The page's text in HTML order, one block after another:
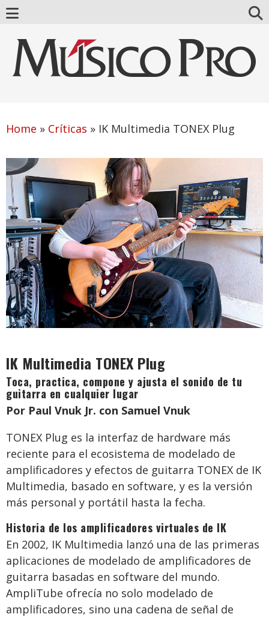
Home » Críticas » IK Multimedia TONEX Plug
IK Multimedia TONEX Plug
Toca, practica, compone y ajusta el sonido de tu
guitarra en cualquier lugar
Por Paul Vnuk Jr. con Samuel Vnuk
TONEX Plug es la interfaz de hardware más
reciente para el ecosistema de modelado de
amplificadores y efectos de guitarra TONEX de IK
Multimedia, basado en software, y es la versión
más personal y portátil hasta la fecha.
Historia de los amplificadores virtuales de IK
En 2002, IK Multimedia lanzó una de las primeras
aplicaciones de modelado de amplificadores de
guitarra basadas en software del mundo.
AmpliTube ofrecía no solo modelado de
amplificadores, sino una cadena de señal de